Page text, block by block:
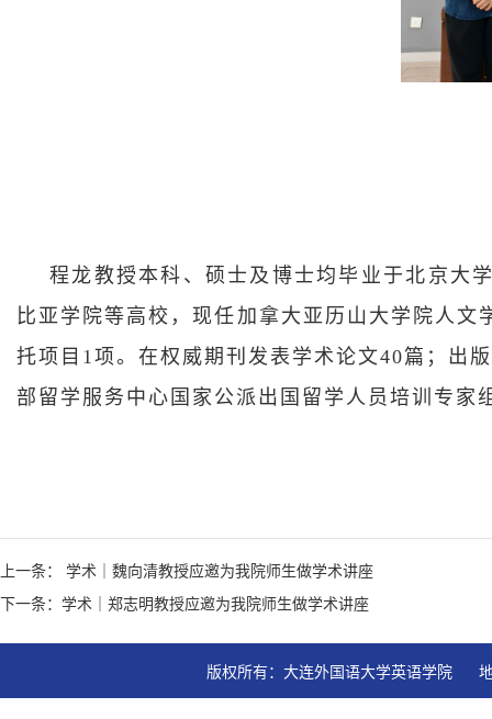
程龙教授本科、硕士及博士均毕业于北京大
比亚学院等高校，现任加拿大亚历山大学院人
托项目1项。在权威期刊发表学术论文40篇；出
部留学服务中心国家公派出国留学人员培训专
上一条： 学术｜魏向清教授应邀为我院师生做学术讲座
下一条：学术｜郑志明教授应邀为我院师生做学术讲座
版权所有：大连外国语大学英语学院